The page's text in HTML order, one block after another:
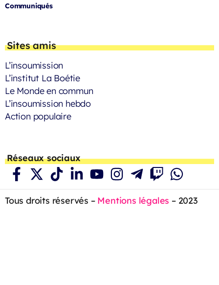
Communiqués
Sites amis
L’insoumission
L’institut La Boétie
Le Monde en commun
L’insoumission hebdo
Action populaire
Réseaux sociaux
Tous droits réservés – Mentions légales – 2023